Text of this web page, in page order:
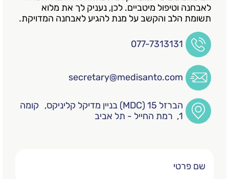
מיטביים. לכן, נעניק לך את מלוא
והקשב על מנת להגיע לאבחנה המדויקת.
077-
הברזל 15 (MDC) בניין מדיקל קליניקס, קומה